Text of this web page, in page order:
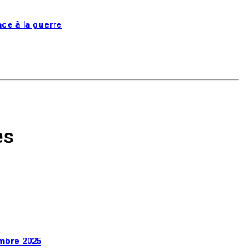
à la guerre
2025